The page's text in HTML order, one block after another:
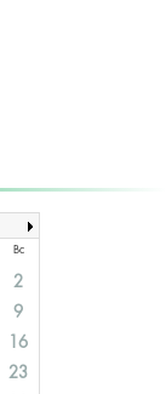
Вс
2
9
16
23